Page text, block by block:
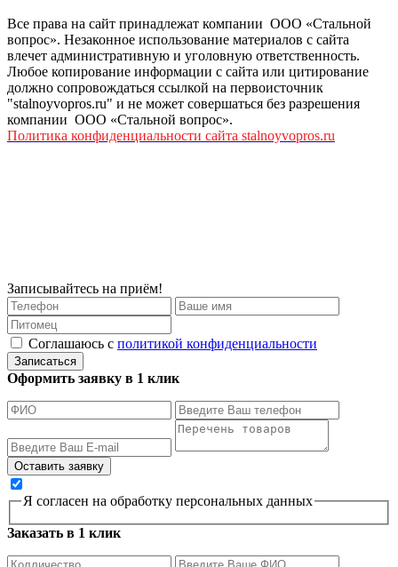
Все права на сайт принадлежат компании ООО «Стальной
вопрос». Незаконное использование материалов с сайта
влечет административную и уголовную ответственность.
Любое копирование информации с сайта или цитирование
должно сопровождаться ссылкой на первоисточник
"stalnoyvopros.ru" и не может совершаться без разрешения
компании ООО «Стальной вопрос».
Политика конфиденциальности сайта stalnoyvopros.ru
Записывайтесь на приём!
Соглашаюсь с политикой конфиденциальности
Записаться
Оформить заявку в 1 клик
Я согласен на обработку персональных данных
Заказать в 1 клик